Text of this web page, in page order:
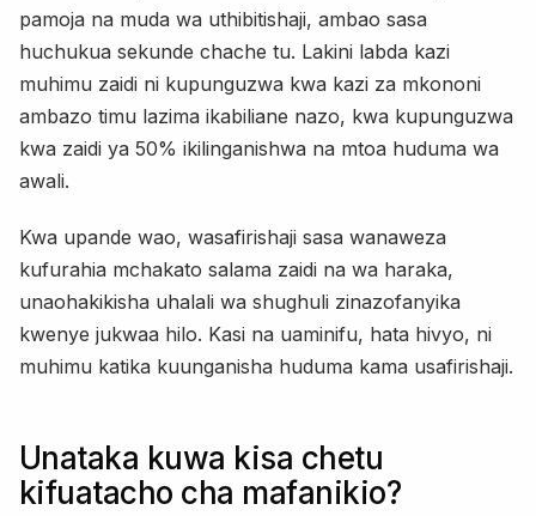
pamoja na muda wa uthibitishaji, ambao sasa
huchukua sekunde chache tu. Lakini labda kazi
muhimu zaidi ni kupunguzwa kwa kazi za mkononi
ambazo timu lazima ikabiliane nazo, kwa kupunguzwa
kwa zaidi ya 50% ikilinganishwa na mtoa huduma wa
awali.
Kwa upande wao, wasafirishaji sasa wanaweza
kufurahia mchakato salama zaidi na wa haraka,
unaohakikisha uhalali wa shughuli zinazofanyika
kwenye jukwaa hilo. Kasi na uaminifu, hata hivyo, ni
muhimu katika kuunganisha huduma kama usafirishaji.
Unataka kuwa kisa chetu
kifuatacho cha mafanikio?